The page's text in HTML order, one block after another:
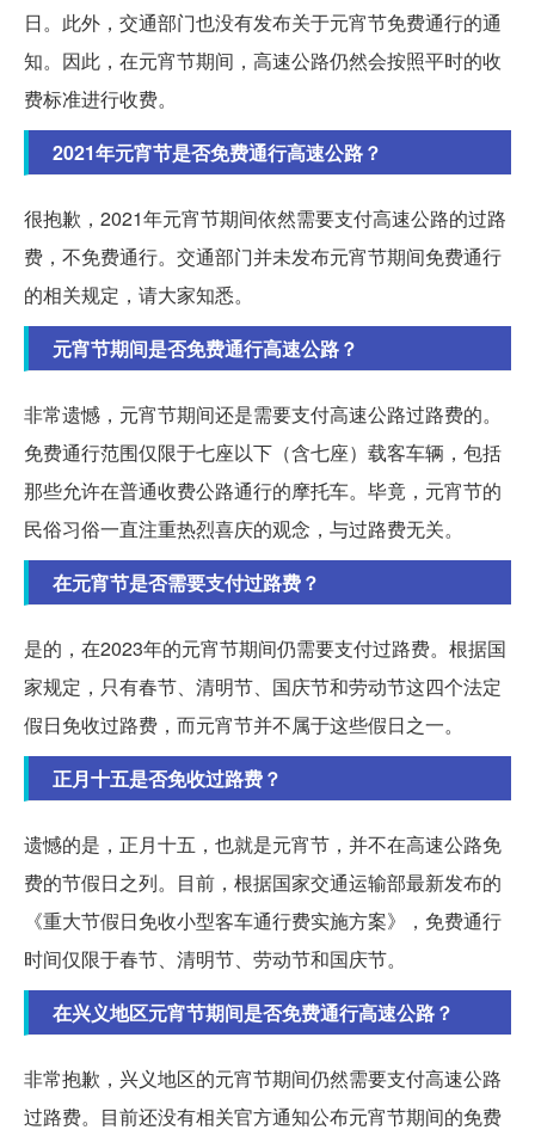
日。此外，交通部门也没有发布关于元宵节免费通行的通
知。因此，在元宵节期间，高速公路仍然会按照平时的收
费标准进行收费。
2021年元宵节是否免费通行高速公路？
很抱歉，2021年元宵节期间依然需要支付高速公路的过路
费，不免费通行。交通部门并未发布元宵节期间免费通行
的相关规定，请大家知悉。
元宵节期间是否免费通行高速公路？
非常遗憾，元宵节期间还是需要支付高速公路过路费的。
免费通行范围仅限于七座以下（含七座）载客车辆，包括
那些允许在普通收费公路通行的摩托车。毕竟，元宵节的
民俗习俗一直注重热烈喜庆的观念，与过路费无关。
在元宵节是否需要支付过路费？
是的，在2023年的元宵节期间仍需要支付过路费。根据国
家规定，只有春节、清明节、国庆节和劳动节这四个法定
假日免收过路费，而元宵节并不属于这些假日之一。
正月十五是否免收过路费？
遗憾的是，正月十五，也就是元宵节，并不在高速公路免
费的节假日之列。目前，根据国家交通运输部最新发布的
《重大节假日免收小型客车通行费实施方案》，免费通行
时间仅限于春节、清明节、劳动节和国庆节。
在兴义地区元宵节期间是否免费通行高速公路？
非常抱歉，兴义地区的元宵节期间仍然需要支付高速公路
过路费。目前还没有相关官方通知公布元宵节期间的免费